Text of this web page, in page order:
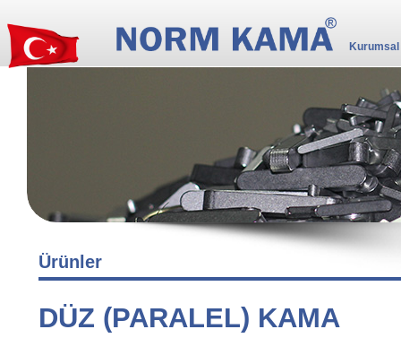
Kurumsal
Ürünler
DÜZ (PARALEL) KAMA